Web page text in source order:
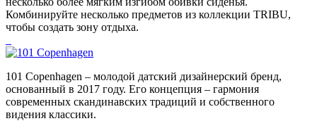
Комбинируйте несколько предметов из коллекции TRIBU,
чтобы создать зону отдыха.
101 Copenhagen – молодой датский дизайнерский бренд,
основанный в 2017 году. Его концепция – гармония
современных скандинавских традиций и собственного
видения классики.